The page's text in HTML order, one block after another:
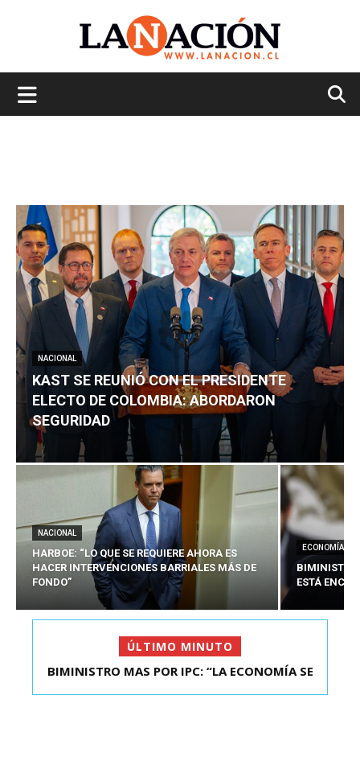
NACIONAL
KAST SE REUNIÓ CON EL PRESIDENTE
ELECTO DE COLOMBIA: ABORDARON
SEGURIDAD
NACIONAL
HARBOE: “LO QUE SE REQUIERE AHORA ES
HACER INTERVENCIONES BARRIALES MÁS DE
FONDO”
ECONOMÍA
BIMINISTRO
ESTÁ
ÚLTIMO MINUTO
KAST SE REUNIÓ CON EL PRESIDENTE ELECTO DE
BIMINISTRO MAS POR IPC: “LA ECONOMÍA SE